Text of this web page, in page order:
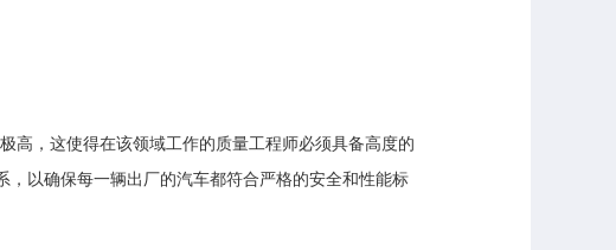
高，这使得在该领域工作的质量工程师必须具备高度的
，以确保每一辆出厂的汽车都符合严格的安全和性能标